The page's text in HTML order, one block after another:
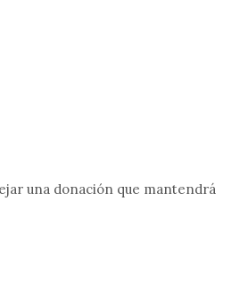
una donación que mantendrá